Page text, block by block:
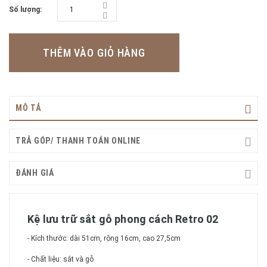
Số lượng:
THÊM VÀO GIỎ HÀNG
MÔ TẢ
TRẢ GÓP/ THANH TOÁN ONLINE
ĐÁNH GIÁ
Kệ lưu trữ sắt gỗ phong cách Retro 02
- Kích thước: dài 51cm, rộng 16cm, cao 27,5cm
- Chất liệu: sắt và gỗ